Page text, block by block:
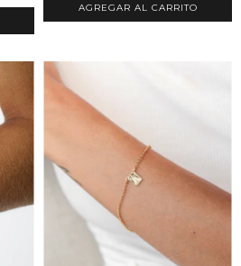
AGREGAR AL CARRITO